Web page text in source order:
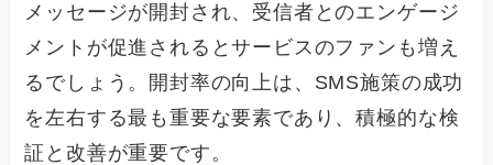
メッセージが開封され、受信者とのエンゲージ
メントが促進されるとサービスのファンも増え
るでしょう。開封率の向上は、SMS施策の成功
を左右する最も重要な要素であり、積極的な検
証と改善が重要です。